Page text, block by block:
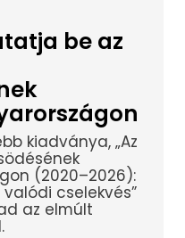
be az
kiadványa, „Az
(2020–2026):
cselekvés”
az elmúlt